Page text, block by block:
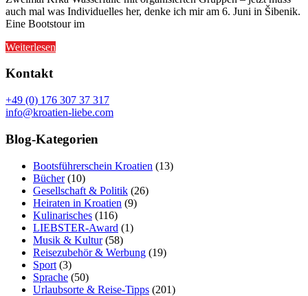
auch mal was Individuelles her, denke ich mir am 6. Juni in Šibenik.
Eine Bootstour im
Weiterlesen
Kontakt
+49 (0) 176 307 37 317
info@kroatien-liebe.com
Blog-Kategorien
Bootsführerschein Kroatien (13)
Bücher(10)
Gesellschaft & Politik (26)
Heiraten in Kroatien (9)
Kulinarisches (116)
LIEBSTER-Award (1)
Musik & Kultur(58)
Reisezubehör & Werbung (19)
Sport (3)
Sprache (50)
Urlaubsorte & Reise-Tipps (201)